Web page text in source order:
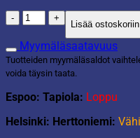
Functional
Form
kuorija
määrä
Lisää ostoskoriin
Myymäläsaatavuus
Tuotteiden myymäläsaldot
voida täysin taata.
Espoo: Tapiola: Loppu
Helsinki: Herttoniemi: